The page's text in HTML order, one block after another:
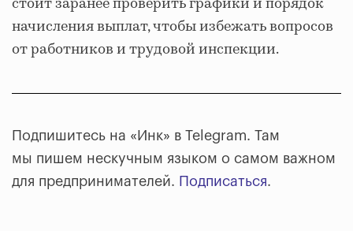
начисления выплат, чтобы избежать вопросов
от работников и трудовой инспекции.
Подпишитесь на «Инк» в Telegram. Там
мы пишем нескучным языком о самом важном
для предпринимателей. Подписаться.